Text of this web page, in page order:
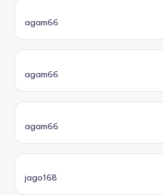
agam66
agam66
agam66
jago168